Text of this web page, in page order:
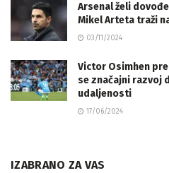
Arsenal želi
Mikel Arteta traži
03/11/2024
Victor Osimhen
se značajni razvoj
udaljenosti
17/06/2024
IZABRANO ZA VAS